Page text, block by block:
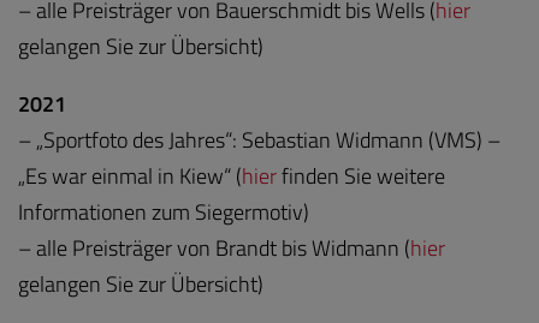
– alle Preisträger von Bauerschmidt bis Wells (hier
gelangen Sie zur Übersicht)
2021
– „Sportfoto des Jahres“: Sebastian Widmann (VMS) –
„Es war einmal in Kiew“ (hierfinden Sie weitere
Informationen zum Siegermotiv)
– alle Preisträger von Brandt bis Widmann (hier
gelangen Sie zur Übersicht)